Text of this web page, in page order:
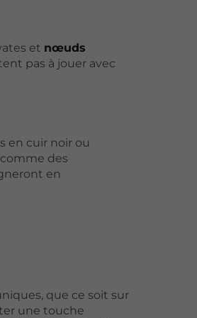
et nœuds
pas à jouer avec
en cuir noir ou
des
en
que ce soit sur
une touche